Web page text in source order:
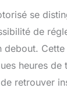
se
de
debout.
heures
retrouver